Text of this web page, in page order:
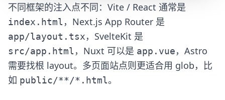
不同框架的注入点不同：Vite / React 通常是
index.html ，Next.js App Router 是
app/layout.tsx，SvelteKit 是
src/app.html ，Nuxt 可以是 app.vue，Astro
需要找根 layout。多页面站点则更适合用 glob，比
如 public/**/*.html。